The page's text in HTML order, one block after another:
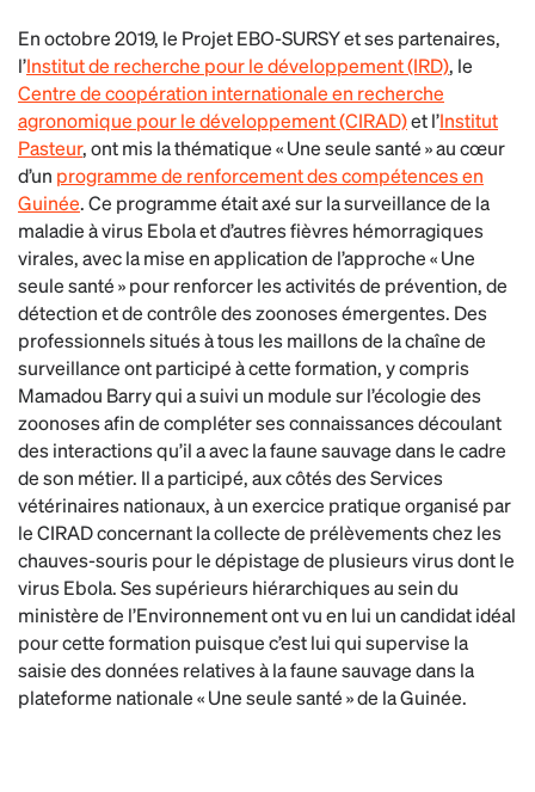
En octobre 2019, le Projet EBO-SURSY et ses partenaires,
l’Institut de recherche pour le développement (IRD), le
Centre de coopération internationale en recherche
agronomique pour le développement (CIRAD)et l’Institut
Pasteur, ont mis la thématique « Une seule santé » au cœur
d’un programme de renforcement des compétences en
Guinée. Ce programme était axé sur la surveillance de la
maladie à virus Ebola et d’autres fièvres hémorragiques
virales, avec la mise en application de l’approche « Une
seule santé » pour renforcer les activités de prévention, de
détection et de contrôle des zoonoses émergentes. Des
professionnels situés à tous les maillons de la chaîne de
surveillance ont participé à cette formation, y compris
Mamadou Barry qui a suivi un module sur l’écologie des
zoonoses afin de compléter ses connaissances découlant
des interactions qu’il a avec la faune sauvage dans le cadre
de son métier. Il a participé, aux côtés des Services
vétérinaires nationaux, à un exercice pratique organisé par
le CIRAD concernant la collecte de prélèvements chez les
chauves-souris pour le dépistage de plusieurs virus dont le
virus Ebola. Ses supérieurs hiérarchiques au sein du
ministère de l’Environnement ont vu en lui un candidat idéal
pour cette formation puisque c’est lui qui supervise la
saisie des données relatives à la faune sauvage dans la
plateforme nationale « Une seule santé » de la Guinée.